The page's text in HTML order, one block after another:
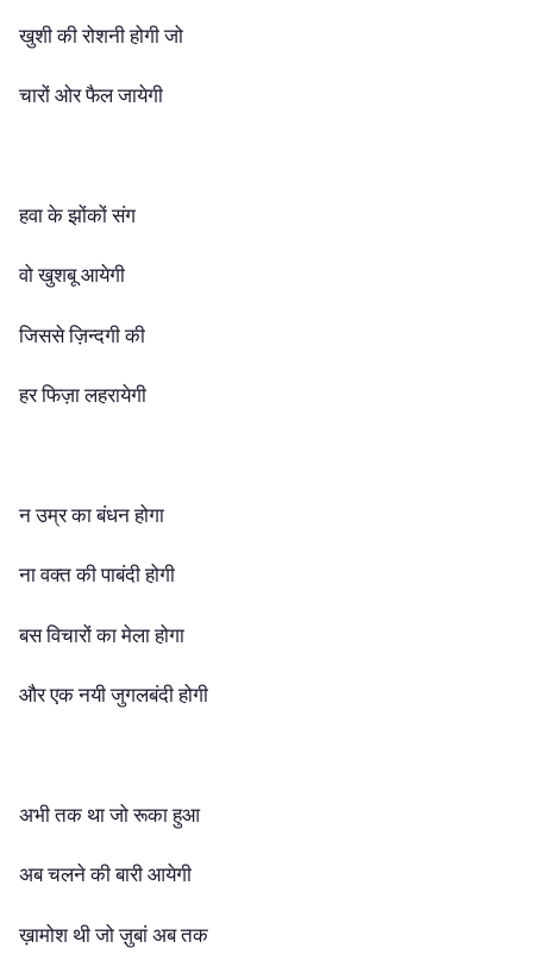
खुशी की रोशनी होगी जो
चारों ओर फैल जायेगी
हवा के झोंकों संग
वो खुशबू आयेगी
जिससे ज़िन्दगी की
हर फिज़ा लहरायेगी
न उम्र का बंधन होगा
ना वक्त की पाबंदी होगी
बस विचारों का मेला होगा
और एक नयी जुगलबंदी होगी
अभी तक था जो रूका हुआ
अब चलने की बारी आयेगी
ख़ामोश थी जो ज़ुबां अब तक